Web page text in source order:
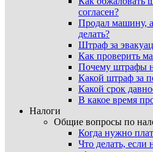
согласен?
Продал машину,
делать?
Штраф за
Как проверить
Почему штрафы
Какой штраф за
Какой срок
В какое время
Налоги
Общие вопросы по
Когда нужно
Что делать, если